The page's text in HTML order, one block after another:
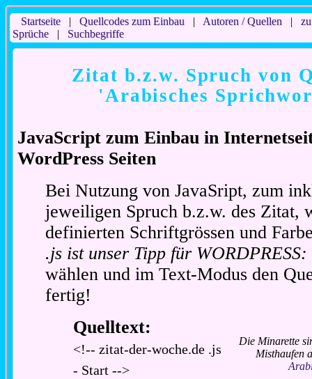
Startseite| Quellcodes zum Einbau | Autoren / Quellen |
Sprüche| Suchbegriffe
Zitat b.z.w. Spruch von
'Arabisches
JavaScript zum Einbau in
WordPress Seiten
Bei Nutzung von JavaSript, zum
jeweiligen Spruch b.z.w. des Zitat,
definierten Schriftgrössen und
.js ist unser Tipp für WORDPRESS:
wählen und im Text-Modus den
fertig!
Die Minarette
Misthaufen
Quelltext:
<!-- zitat-der-woche.de .js
- Start -->